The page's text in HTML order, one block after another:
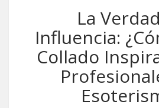
La
Influencia:
Collado